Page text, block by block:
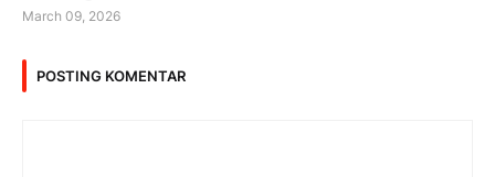
March 09, 2026
POSTING KOMENTAR